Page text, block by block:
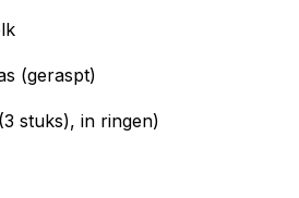
(geraspt)
stuks), in ringen)